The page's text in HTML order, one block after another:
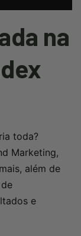
na
toda?
Marketing,
além de
e